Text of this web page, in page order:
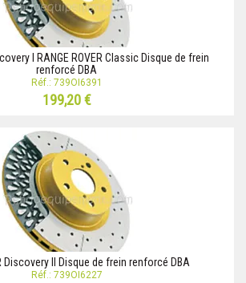
I RANGE ROVER Classic Disque de frein
renforcé DBA
Réf.: 739OI6391
199,20 €
Discovery II Disque de frein renforcé DBA
Réf.: 739OI6227